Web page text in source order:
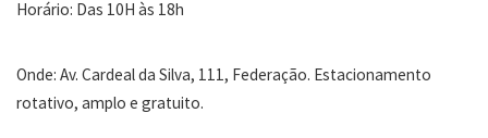
Horário: Das 10H às 18h
Onde: Av. Cardeal da Silva, 111, Federação. Estacionamento
rotativo, amplo e gratuito.